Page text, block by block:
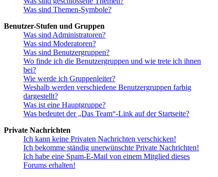
Was sind Themen-Symbole?
Benutzer-Stufen und Gruppen
Was sind Administratoren?
Was sind Moderatoren?
Was sind Benutzergruppen?
Wo finde ich die Benutzergruppen und wie trete ich ihnen
bei?
Wie werde ich Gruppenleiter?
Weshalb werden verschiedene Benutzergruppen farbig
dargestellt?
Was ist eine Hauptgruppe?
Was bedeutet der „Das Team“-Link auf der Startseite?
Private Nachrichten
Ich kann keine Privaten Nachrichten verschicken!
Ich bekomme ständig unerwünschte Private Nachrichten!
Ich habe eine Spam-E-Mail von einem Mitglied dieses
Forums erhalten!